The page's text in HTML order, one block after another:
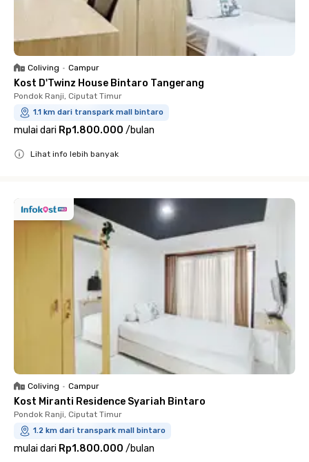
Coliving • Campur
Kost D'Twinz House Bintaro Tangerang
Pondok Ranji, Ciputat Timur
1.1 km dari transpark mall bintaro
mulai dari Rp1.800.000 /bulan
Lihat info lebih banyak
Coliving • Campur
Kost Miranti Residence Syariah Bintaro
Pondok Ranji, Ciputat Timur
1.2 km dari transpark mall bintaro
mulai dari Rp1.800.000 /bulan